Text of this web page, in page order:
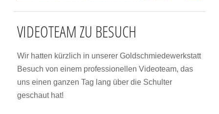
VIDEOTEAM ZU BESUCH
Wir hatten kürzlich in unserer Goldschmiedewerkstatt
Besuch von einem professionellen Videoteam, das
uns einen ganzen Tag lang über die Schulter
geschaut hat!